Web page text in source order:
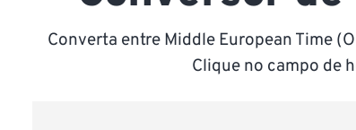
Converta entre Middle European Time
Clique no campo de